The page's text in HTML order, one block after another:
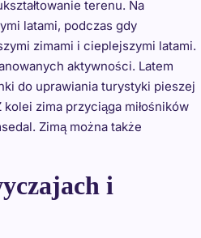
terenu. Na
latami, podczas gdy
zimami i cieplejszymi latami.
aktywności. Latem
do uprawiania turystyki pieszej
zima przyciąga miłośników
Zimą można także
i